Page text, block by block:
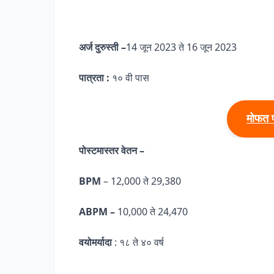
अर्ज दुरुस्ती –14 जून 2023 ते 16 जून 2023
पात्रता : १० वी पास
मोफत
पोस्टमास्तर वेतन –
BPM – 12,000 ते 29,380
ABPM – 10,000 ते 24,470
वयोमर्यादा: १८ ते ४० वर्ष